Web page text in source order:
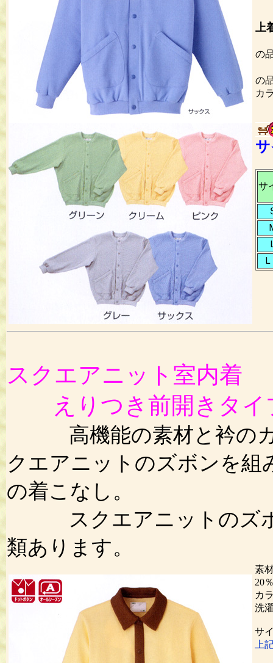
上
の
の
カ
サ
スクエアニット室内着
えりつき前開きタイ
高機能の素材と衿のカ
クエアニットのズボンを組
の着こなし。
スクエアニットのズボ
類あります。
素
20
カ
洗
サ
上